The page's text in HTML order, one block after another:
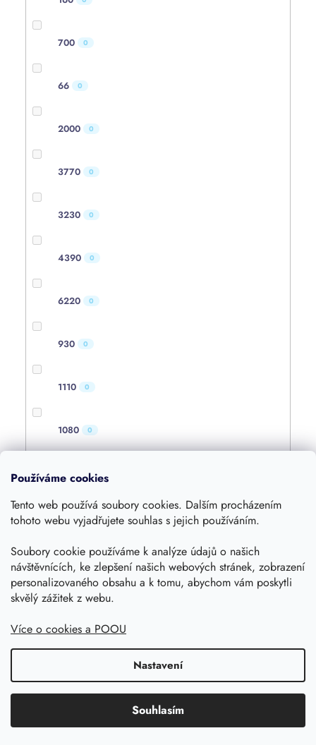
Používáme cookies
Tento web používá soubory cookies. Dalším procházením
tohoto webu vyjadřujete souhlas s jejich používáním.
Soubory cookie používáme k analýze údajů o našich
návštěvnících, ke zlepšení našich webových stránek, zobrazení
personalizovaného obsahu a k tomu, abychom vám poskytli
skvělý zážitek z webu.
Více o cookies a POOU
Nastavení
Souhlasím
700 0
66 0
2000 0
3770 0
3230 0
4390 0
6220 0
930 0
1110 0
1080 0
0
4000
1600 0
360 0
1055 0